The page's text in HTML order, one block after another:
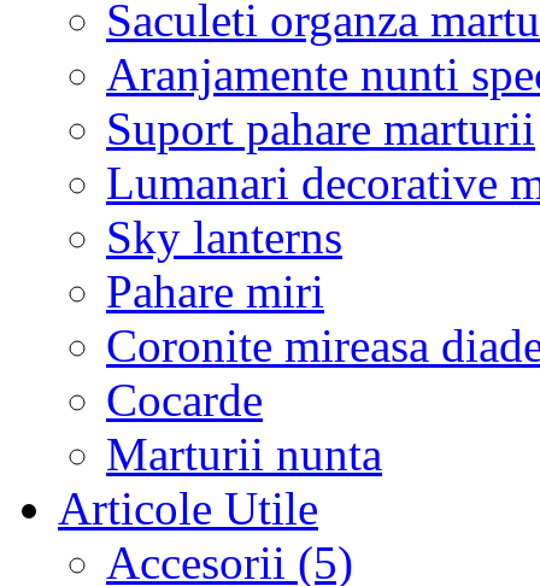
Saculeti organza
Aranjamente nunti
Suport pahare marturii
Lumanari decorative
Sky lanterns
Pahare miri
Coronite mireasa
Cocarde
Marturii nunta
Articole Utile
Accesorii (5)